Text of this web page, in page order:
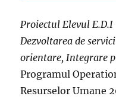
Proiectul Elevul
Dezvoltarea de
orientare, Integrare
Programul
Resurselor Umane